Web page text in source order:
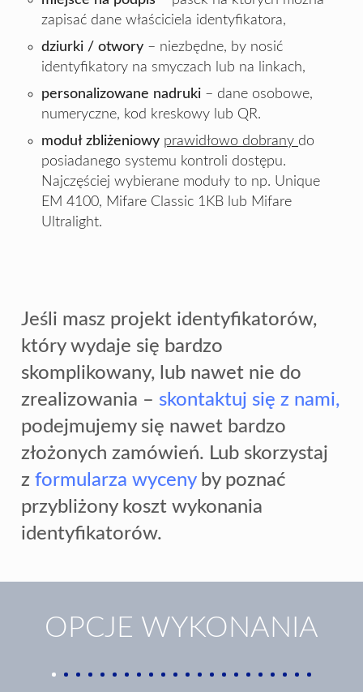
zapisać dane właściciela identyfikatora,
dziurki / otwory – niezbędne, by nosić
identyfikatory na smyczach lub na linkach,
personalizowane nadruki – dane osobowe,
numeryczne, kod kreskowy lub QR.
moduł zbliżeniowy prawidłowo dobrany do
posiadanego systemu kontroli dostępu.
Najczęściej wybierane moduły to np. Unique
EM 4100, Mifare Classic 1KB lub Mifare
Ultralight.
Jeśli masz projekt identyfikatorów,
który wydaje się bardzo
skomplikowany, lub nawet nie do
zrealizowania – skontaktuj się z nami,
podejmujemy się nawet bardzo
złożonych zamówień. Lub skorzystaj
zformularza wycenyby poznać
przybliżony koszt wykonania
identyfikatorów.
OPCJE WYKONANIA